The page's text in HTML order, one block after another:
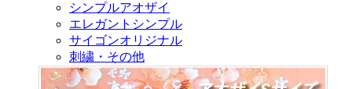
シンプルアオザイ
エレガントシンプル
サイゴンオリジナル
刺繍・その他